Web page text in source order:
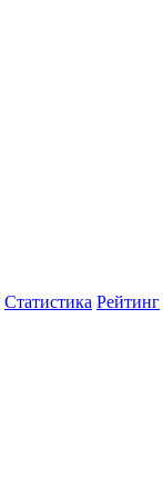
Статистика Рейтинг